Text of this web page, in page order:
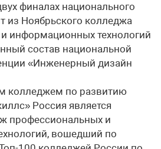
финалах национального
из Ноябрьского колледжа
информационных технологий
состав национальной
«Инженерный дизайн
колледжем по развитию
Россия является
профессиональных и
вошедший по